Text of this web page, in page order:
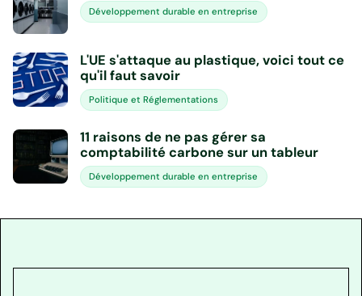
Développement durable en entreprise
L'UE s'attaque au plastique, voici tout ce
qu'il faut savoir
Politique et Réglementations
11 raisons de ne pas gérer sa
comptabilité carbone sur un tableur
Développement durable en entreprise